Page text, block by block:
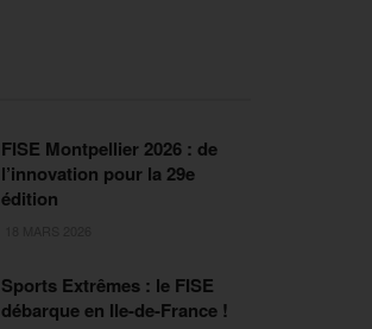
FISE Montpellier 2026 : de
l’innovation pour la 29e
édition
Sports Extrêmes : le FISE
débarque en Ile-de-France !